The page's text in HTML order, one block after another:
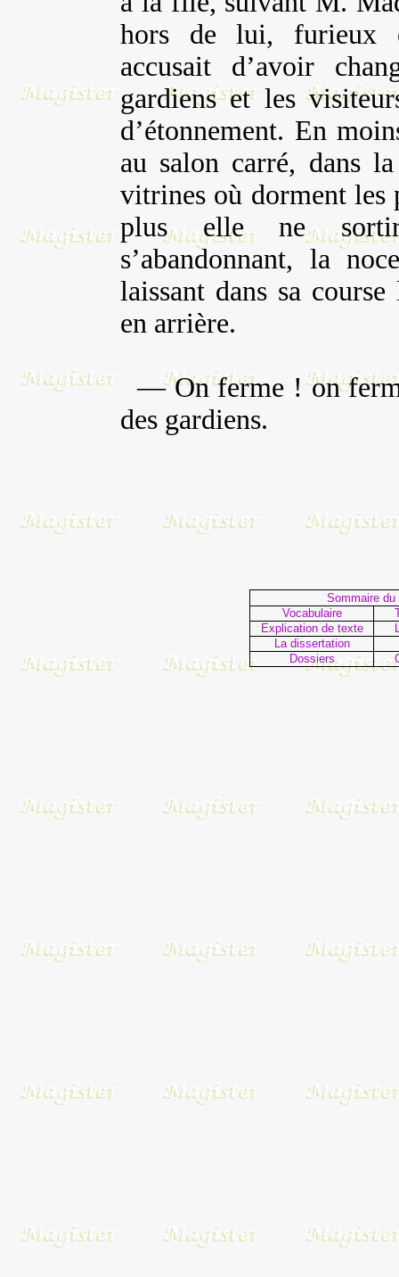
hors de lui, furieux
accusait d’avoir
gardiens et les
d’étonnement. En
au salon carré, dans
vitrines où dorment les
plus elle ne
s’abandonnant, la
laissant dans sa
en arrière.
— On ferme ! on
des gardiens.
Sommaire
Vocabulaire
Explication de texte
La dissertation
Dossiers